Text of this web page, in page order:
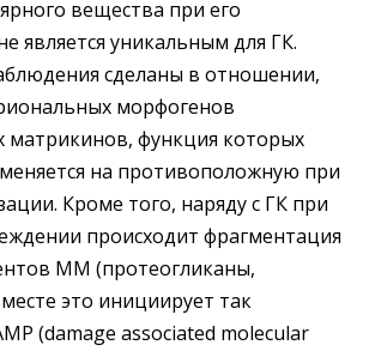
вещества при его
является уникальным для ГК.
сделаны в отношении,
морфогенов
матрикинов, функция которых
на противоположную при
Кроме того, наряду с ГК при
происходит фрагментация
ММ (протеогликаны,
это инициирует так
(damage associated molecular